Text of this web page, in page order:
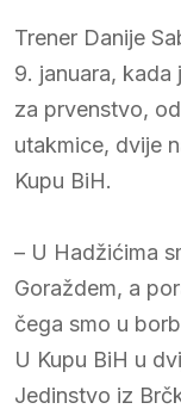
Trener Danije
9. januara,
za prvenstvo,
utakmice, dvije
Kupu BiH.
– U Hadžićima
Goraždem, a
čega smo u
U Kupu BiH u
Jedinstvo iz